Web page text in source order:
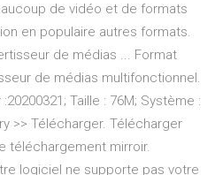
de vidéo et de formats
en populaire autres formats.
de médias ... Format
de médias multifonctionnel.
Taille : 76M; Système :
>> Télécharger. Télécharger
téléchargement mirroir.
logiciel ne supporte pas votre